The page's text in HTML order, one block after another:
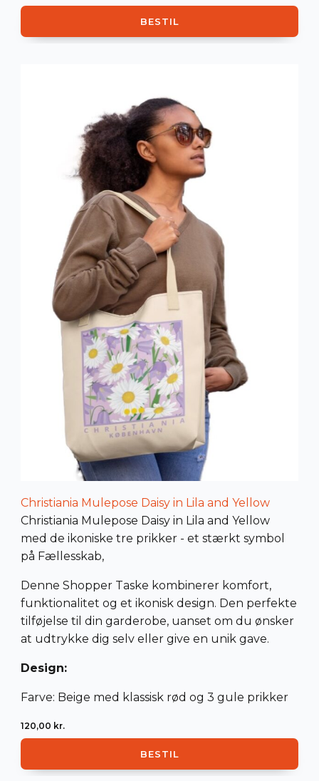
BESTIL
Christiania Mulepose Daisy in Lila and Yellow
Christiania Mulepose Daisy in Lila and Yellow
med de ikoniske tre prikker - et stærkt symbol
på Fællesskab,
Denne Shopper Taske kombinerer komfort,
funktionalitet og et ikonisk design. Den perfekte
tilføjelse til din garderobe, uanset om du ønsker
at udtrykke dig selv eller give en unik gave.
Design:
Farve: Beige med klassisk rød og 3 gule prikker
120,00 kr.
BESTIL